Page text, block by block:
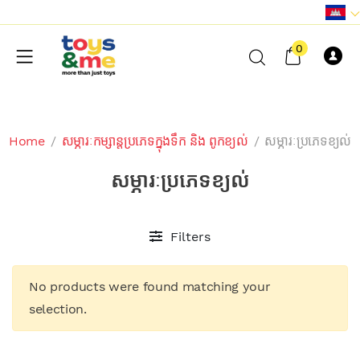
0
Home / សម្ភារៈកម្សាន្តប្រភេទក្នុងទឹក និង ពូកខ្យល់ / សម្ភារៈប្រភេទខ្យល់
សម្ភារៈប្រភេទខ្យល់
Filters
No products were found matching your
selection.